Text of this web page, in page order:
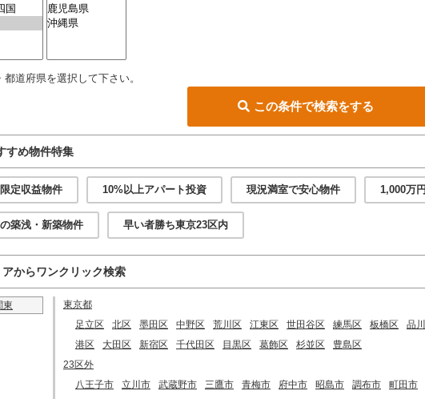
都道府県を選択して下さい。
この条件で検索をする
すめ物件特集
定収益物件 10%以上アパート投資 現況満室で安心物件 1,000万
築浅・新築物件 早い者勝ち東京23区内
アからワンクリック検索
東
東京都
足立区
北区 墨田区 中野区 荒川区 江東区 世田谷区 練馬区 板橋区 品
港区
大田区 新宿区 千代田区 目黒区 葛飾区 杉並区
豊島区
23区外
八王子市
立川市 武蔵野市 三鷹市 青梅市 府中市 昭島市 調布市 町田市